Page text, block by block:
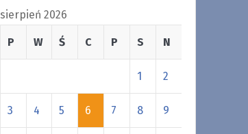
sierpień 2026
P W Ś C P S N
1 2
3 4 5 6 7 8 9